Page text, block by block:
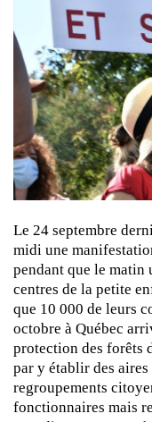
Le 24 septembre
midi une
pendant que le matin
centres de la petite
que 10 000 de leurs
octobre à Québec
protection des forêts
par y établir des aires
regroupements
fonctionnaires mais